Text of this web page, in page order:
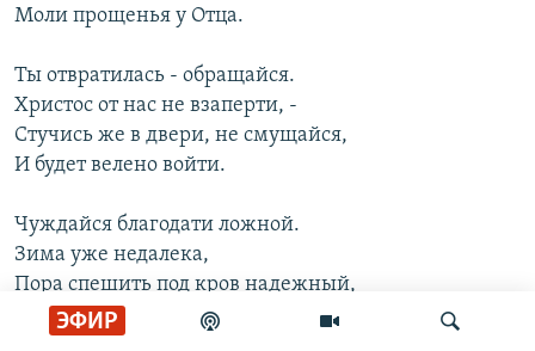
ЭФИР
Моли прощенья у Отца.
Ты отвратилась - обращайся.
Христос от нас не взаперти, -
Стучись же в двери, не смущайся,
И будет велено войти.
Чуждайся благодати ложной.
Зима уже недалека,
Пора спешить под кров надежный,
Стоящий вечные века.